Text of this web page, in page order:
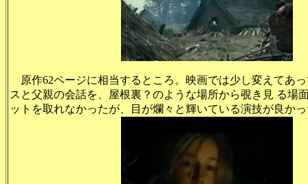
原作62ページに相当するところ。映画では少し変えてあ
スと父親の会話を、屋根裏？のような場所から覗き見 る場
ットを取れなかったが、目が爛々と輝いている演技が良か